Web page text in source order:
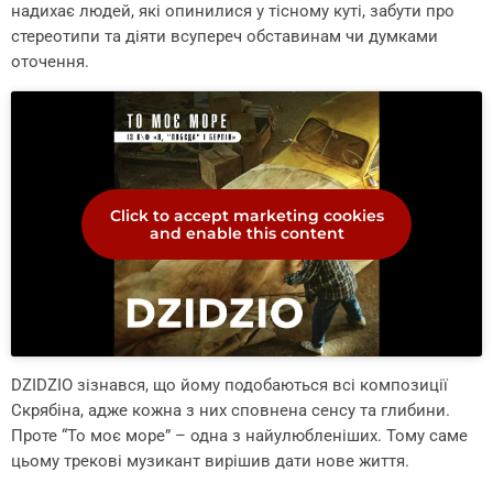
надихає людей, які опинилися у тісному куті, забути про
стереотипи та діяти всупереч обставинам чи думками
оточення.
Click to accept marketing cookies
and enable this content
DZIDZIO зізнався, що йому подобаються всі композиції
Скрябіна, адже кожна з них сповнена сенсу та глибини.
Проте “То моє море” – одна з найулюбленіших. Тому саме
цьому трекові музикант вирішив дати нове життя.